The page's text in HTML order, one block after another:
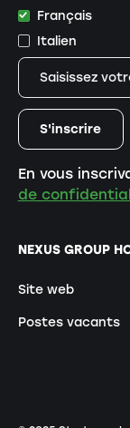
NEXUS GROUP
Site web
Postes vacants
Français
Italien
En vous
de